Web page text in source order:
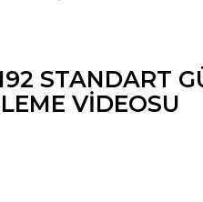
STANDART
VIDEOSU